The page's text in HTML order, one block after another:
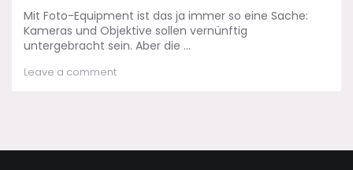
Mit Foto-Equipment ist das ja immer so eine Sache:
Kameras und Objektive sollen vernünftig
untergebracht sein. Aber die ...
Leave a commenton